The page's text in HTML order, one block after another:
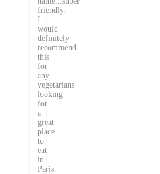
friendly.
I
would
definitely
recommend
this
for
any
vegetarians
looking
for
a
great
place
to
eat
in
Paris.